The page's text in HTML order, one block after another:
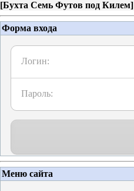
[Бухта Семь Футов под Килем]
Форма входа
Логин:
Пароль:
Меню сайта